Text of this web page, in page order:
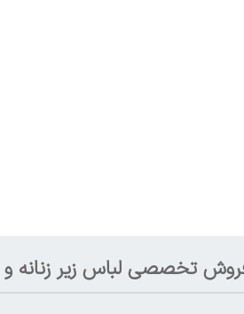
فروش تخصصی لباس زیر زنانه و